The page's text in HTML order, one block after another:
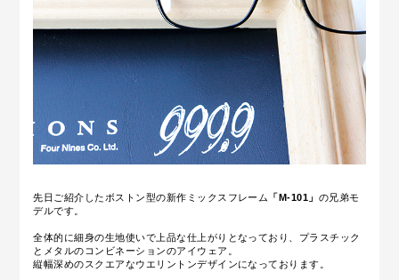
先日ご紹介したボストン型の新作ミックスフレーム 「M-101」 の兄弟モ
デルです。
全体的に細身の生地使いで上品な仕上がりとなっており、プラスチック
とメタルのコンビネーションのアイウェア。
縦幅深めのスクエアなウエリントンデザインになっております。